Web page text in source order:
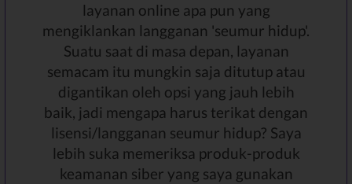
layanan online apa pun yang
mengiklankan langganan 'seumur hidup'.
Suatu saat di masa depan, layanan
semacam itu mungkin saja ditutup atau
digantikan oleh opsi yang jauh lebih
baik, jadi mengapa harus terikat dengan
lisensi/langganan seumur hidup? Saya
lebih suka memeriksa produk-produk
keamanan siber yang saya gunakan